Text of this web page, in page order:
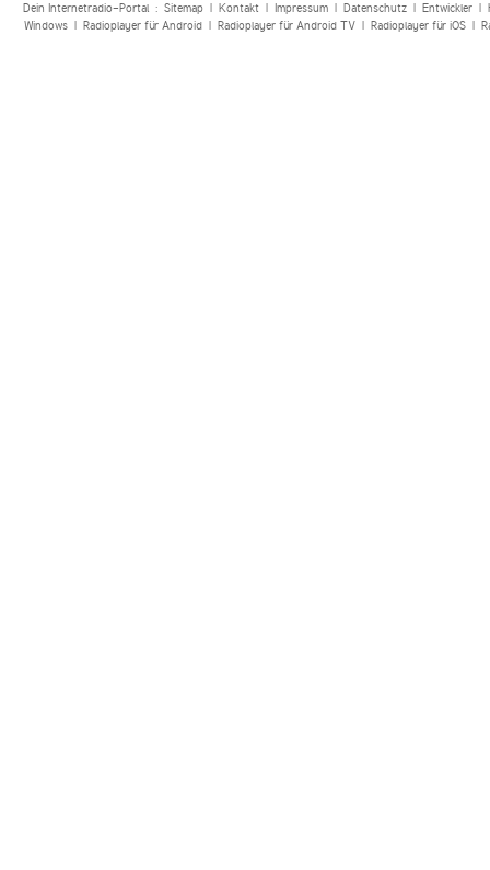
Dein Internetradio-Portal : Sitemap| Kontakt| Impressum| Datenschutz| Entwickler|
Windows| Radioplayer für Android| Radioplayer für Android TV| Radioplayer für iOS|